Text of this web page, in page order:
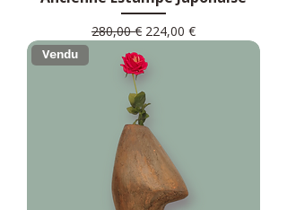
Prix original
280,00 € Prix promotionnel
224,00 €
Vendu